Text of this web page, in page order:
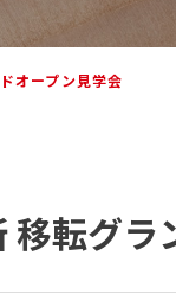
オープン見学会
転グラ